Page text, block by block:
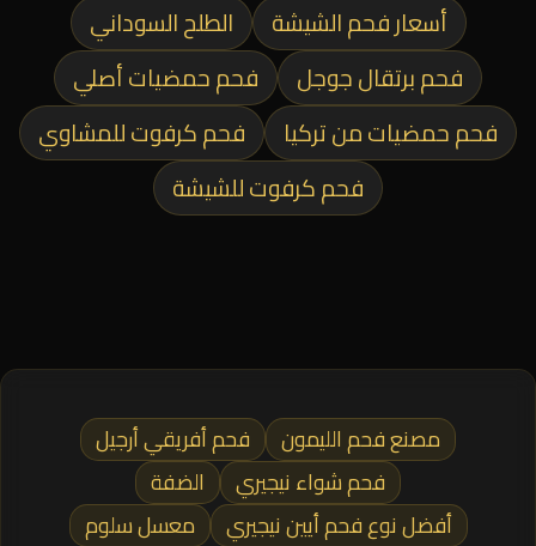
أسعار فحم الشيشة
الطلح السوداني
فحم برتقال جوجل
فحم حمضيات أصلي
فحم حمضيات من تركيا
فحم كرفوت للمشاوي
فحم كرفوت للشيشة
مصنع فحم الليمون
فحم أفريقي أرجيل
فحم شواء نيجيري
الضفة
أفضل نوع فحم أيين نيجيري
معسل سلوم